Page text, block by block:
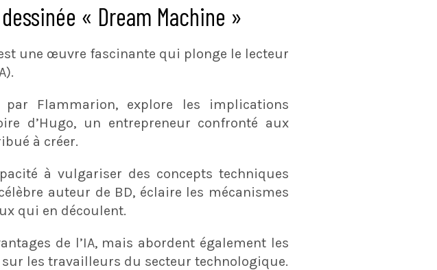
« Dream Machine »
une œuvre fascinante qui plonge le lecteur
Flammarion, explore les implications
d’Hugo, un entrepreneur confronté aux
à créer.
à vulgariser des concepts techniques
auteur de BD, éclaire les mécanismes
qui en découlent.
de l’IA, mais abordent également les
les travailleurs du secteur technologique​.